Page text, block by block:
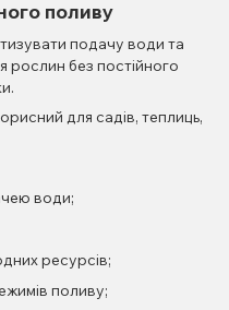
поливу
подачу води та
рослин без постійного
для садів, теплиць,
води;
ресурсів;
поливу;